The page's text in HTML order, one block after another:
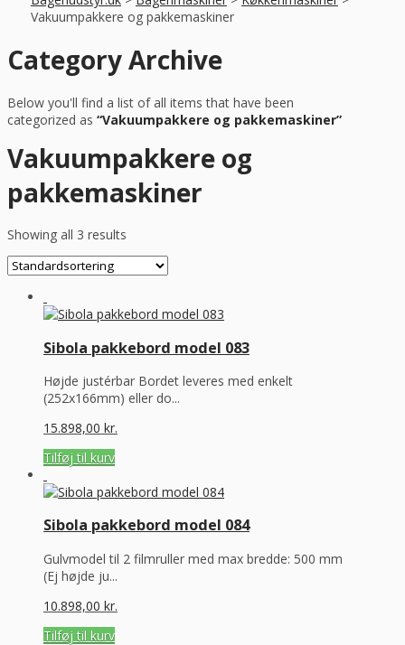
Vakuumpakkere og pakkemaskiner
Category Archive
Below you'll find a list of all items that have been
categorized as “Vakuumpakkere og pakkemaskiner”
Vakuumpakkere og
pakkemaskiner
Showing all 3 results
Sibola pakkebord model 083
Højde justérbar Bordet leveres med enkelt
(252x166mm) eller do...
15.898,00 kr.
Tilføj til kurv
Sibola pakkebord model 084
Gulvmodel til 2 filmruller med max bredde: 500 mm
(Ej højde ju...
10.898,00 kr.
Tilføj til kurv